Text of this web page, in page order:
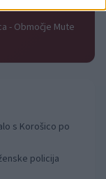
- Območje Mute
s Korošico po
policija